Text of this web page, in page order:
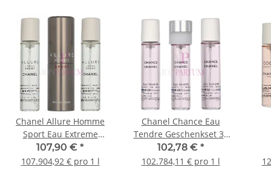
Chanel Allure Homme
Sport Eau Extreme
Geschenkset Travel
Spray Eau de Parfum
107,90 € *
107.904,92 € pro 1 l
Chanel Chance Eau
Tendre Geschenkset 3x
Eau de Toilette Refill
20Ml - Twist and Spray
102,78 € *
102.784,11 € pro 1 l